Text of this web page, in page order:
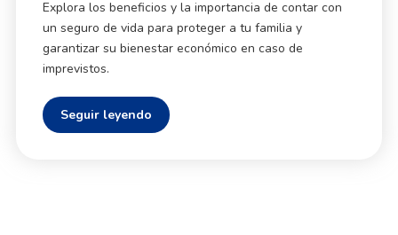
Explora los beneficios y la importancia de contar con
un seguro de vida para proteger a tu familia y
garantizar su bienestar económico en caso de
imprevistos.
Seguir leyendo